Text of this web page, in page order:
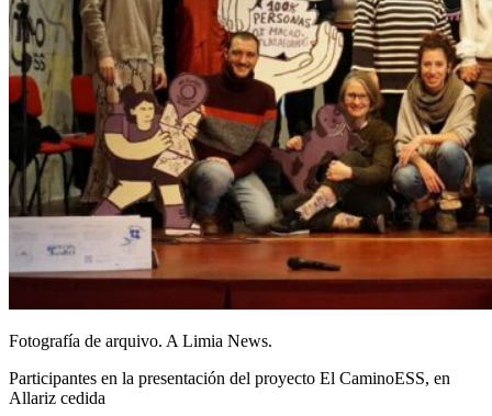
Fotografía de arquivo. A Limia News.
Participantes en la presentación del proyecto El CaminoESS, en
Allariz cedida